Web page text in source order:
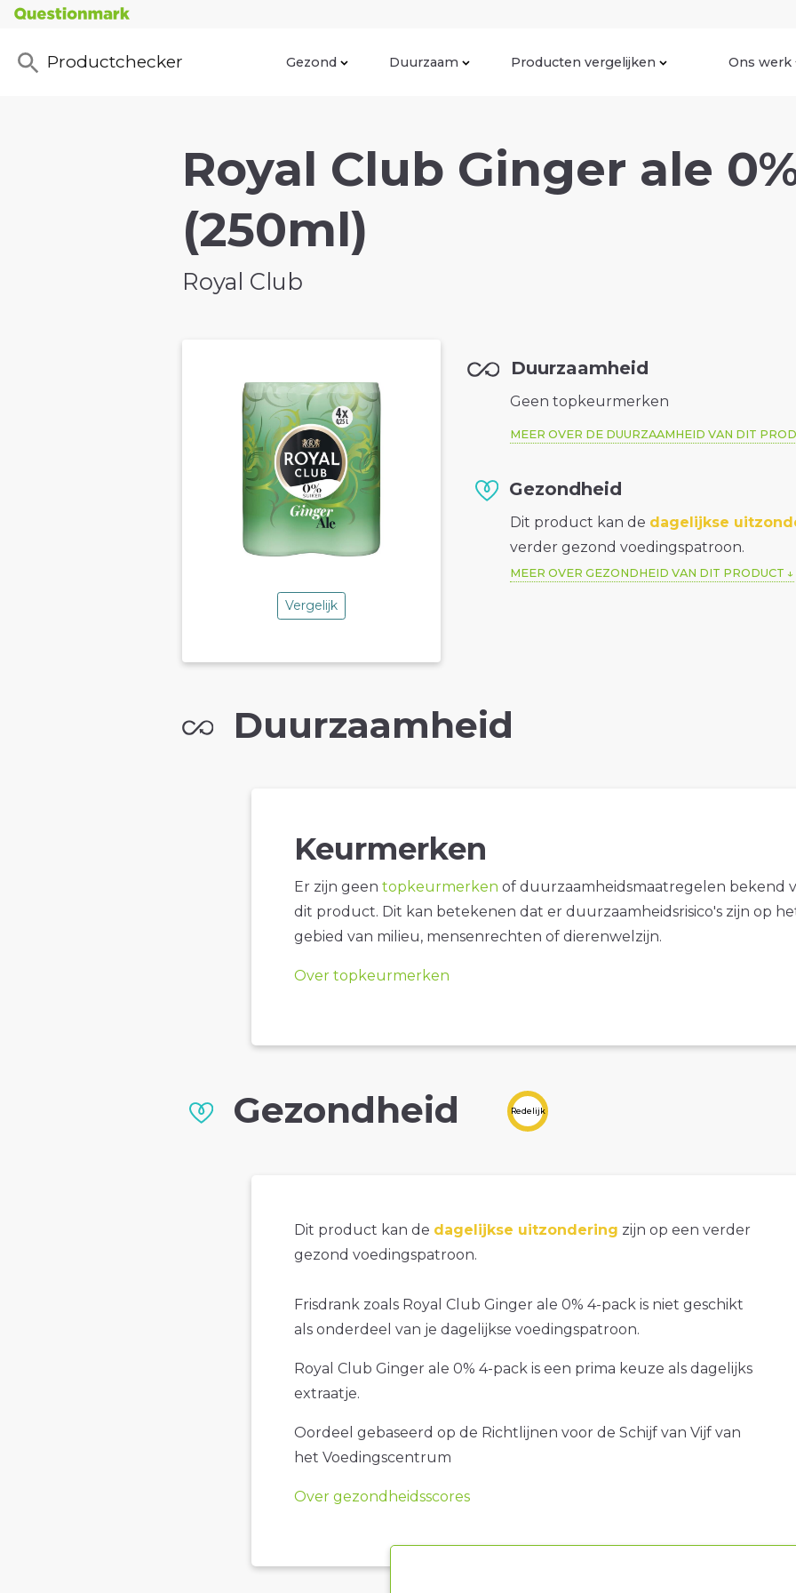
Productchecker Gezond Duurzaam Producten vergelijken Ons werk
Royal Club Ginger ale
(250ml)
Royal Club
Vergelijk
Duurzaamheid
Geen topkeurmerken
MEER OVER DE DUURZAAMHEID VAN DIT
Gezondheid
Dit product kan de dagelijkse
verder gezond voedingspatroon.
MEER OVER GEZONDHEID VAN DIT PRODUCT
Duurzaamheid
Keurmerken
Er zijn geen topkeurmerken of duurzaamheidsmaatregelen bekend
dit product. Dit kan betekenen dat er duurzaamheidsrisico's zijn op
gebied van milieu, mensenrechten of dierenwelzijn.
Over topkeurmerken
Gezondheid Redelijk
Dit product kan de dagelijkse uitzondering zijn op een verder
gezond voedingspatroon.
Frisdrank zoals Royal Club Ginger ale 0% 4-pack is niet geschikt
als onderdeel van je dagelijkse voedingspatroon.
Royal Club Ginger ale 0% 4-pack is een prima keuze als dagelijks
extraatje.
Oordeel gebaseerd op de Richtlijnen voor de Schijf van Vijf van
het Voedingscentrum
Over gezondheidsscores